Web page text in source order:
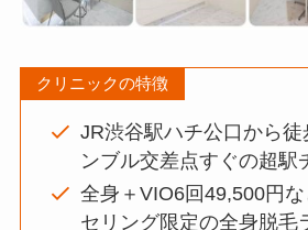
クリニックの特徴
JR渋谷駅ハチ公口から徒
ンブル交差点すぐの超駅
全身＋VIO6回49,500円
セリング限定の全身脱毛